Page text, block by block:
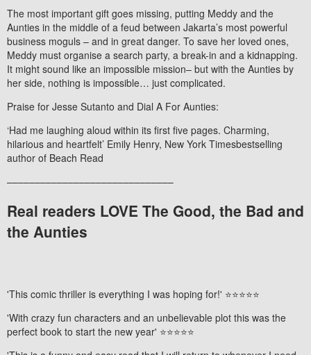
The most important gift goes missing, putting Meddy and the
Aunties in the middle of a feud between Jakarta’s most powerful
business moguls – and in great danger. To save her loved ones,
Meddy must organise a search party, a break-in and a kidnapping.
It might sound like an impossible mission– but with the Aunties by
her side, nothing is impossible… just complicated.
Praise for Jesse Sutanto and Dial A For Aunties:
‘Had me laughing aloud within its first five pages. Charming,
hilarious and heartfelt’ Emily Henry, New York Timesbestselling
author of Beach Read
––––––––––––––––––––––––––––––
Real readers LOVE The Good, the Bad and
the Aunties
'This comic thriller is everything I was hoping for!' ⭐⭐⭐⭐⭐
'With crazy fun characters and an unbelievable plot this was the
perfect book to start the new year' ⭐⭐⭐⭐⭐